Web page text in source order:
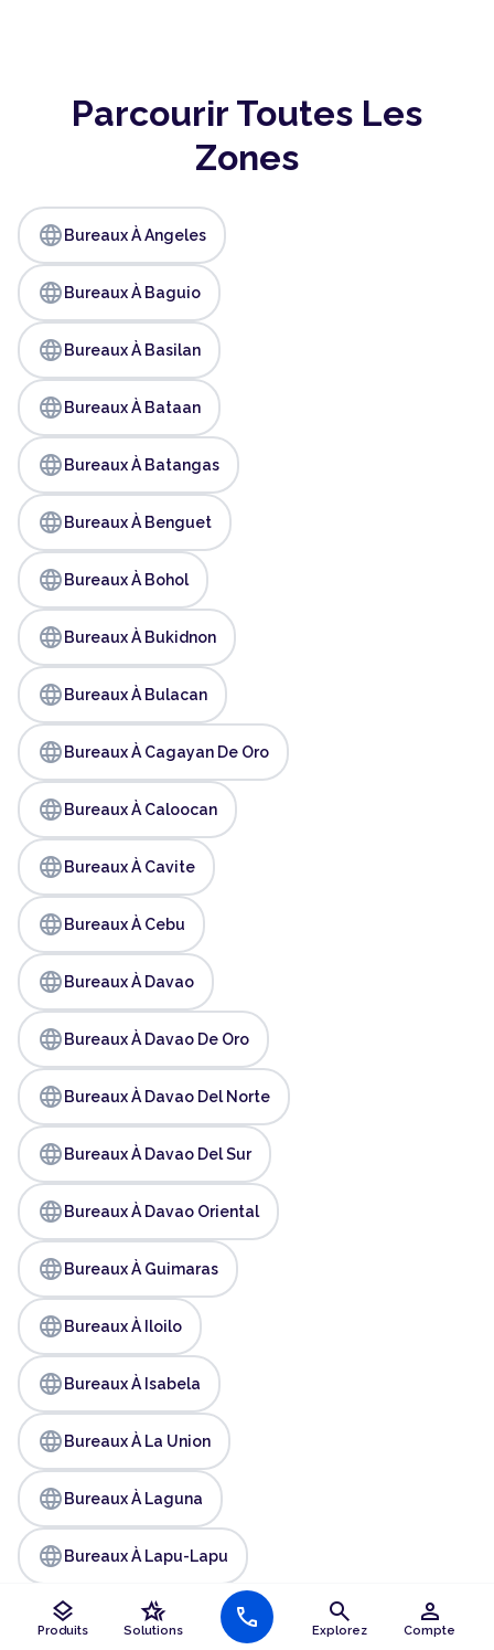
layers
Produits
hotel_class
Solutions call search
Explorez
person
Compte
Parcourir Toutes Les
Zones
language Bureaux À Angeles
language Bureaux À Baguio
language Bureaux À Basilan
language Bureaux À Bataan
language Bureaux À Batangas
language Bureaux À Benguet
language Bureaux À Bohol
language Bureaux À Bukidnon
language Bureaux À Bulacan
language Bureaux À Cagayan De Oro
language Bureaux À Caloocan
language Bureaux À Cavite
language Bureaux À Cebu
language Bureaux À Davao
language Bureaux À Davao De Oro
language Bureaux À Davao Del Norte
language Bureaux À Davao Del Sur
language Bureaux À Davao Oriental
language Bureaux À Guimaras
language Bureaux À Iloilo
language Bureaux À Isabela
language Bureaux À La Union
language Bureaux À Laguna
language Bureaux À Lapu-Lapu
languageBureaux À Las Piñas